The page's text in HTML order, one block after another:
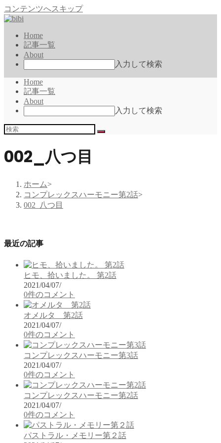
コンテンツへスキップ
Home
記事一覧
About
入力して検索
Home
記事一覧
About
入力して検索
002_八つ目
ホーム>
コンプレックスハーモニー第2話>
002_八つ目
最近の記事
ヒモ、拾いました。 第2話
2021/04/07/
0件のコメント
オメルタ 第2話
2021/04/07/
0件のコメント
コンプレックスハーモニー第3話
2021/04/07/
0件のコメント
コンプレックスハーモニー第2話
2021/04/07/
0件のコメント
パストラル・メモリー第２話